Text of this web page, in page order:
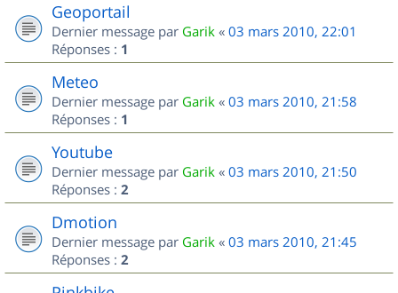
Geoportail
Dernier message par Garik « 03 mars 2010, 22:01
Réponses : 1
Meteo
Dernier message par Garik « 03 mars 2010, 21:58
Réponses : 1
Youtube
Dernier message par Garik « 03 mars 2010, 21:50
Réponses : 2
Dmotion
Dernier message par Garik « 03 mars 2010, 21:45
Réponses : 2